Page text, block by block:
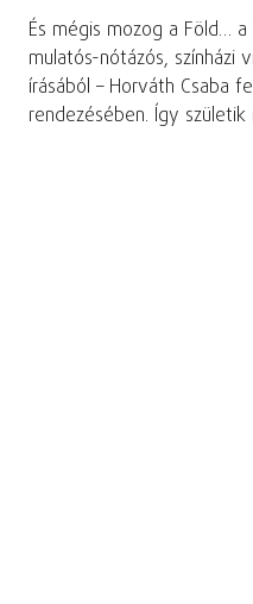
És mégis mozog a Föld…
mulatós-nótázós, színházi
írásából – Horváth Csaba
rendezésében. Így